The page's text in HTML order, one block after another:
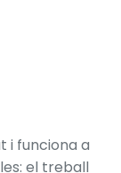
i funciona a
el treball